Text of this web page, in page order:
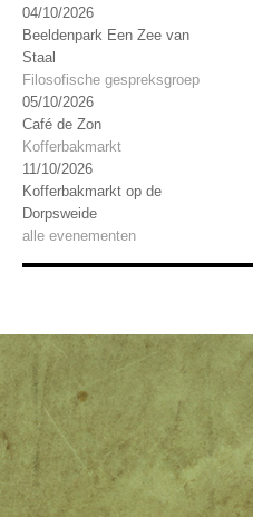
04/10/2026
Beeldenpark Een Zee van
Staal
Filosofische gespreksgroep
05/10/2026
Café de Zon
Kofferbakmarkt
11/10/2026
Kofferbakmarkt op de
Dorpsweide
alle evenementen